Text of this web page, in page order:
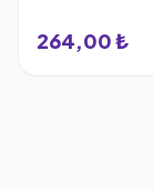
264,00 ₺